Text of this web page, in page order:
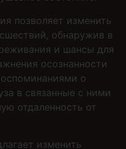
позволяет изменить
обнаружив в
и шансы для
осознанности
о
в связанные с ними
отдаленность от
изменить